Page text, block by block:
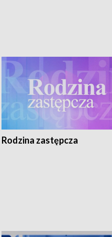
Rodzina zastępcza